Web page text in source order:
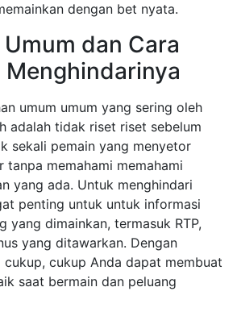
dengan bet nyata.
dan Cara
Menghindarinya
umum umum yang sering oleh
adalah tidak riset riset sebelum
sekali pemain yang menyetor
tanpa memahami memahami
yang ada. Untuk menghindari
penting untuk untuk informasi
yang dimainkan, termasuk RTP,
yang ditawarkan. Dengan
cukup, cukup Anda dapat membuat
saat bermain dan peluang